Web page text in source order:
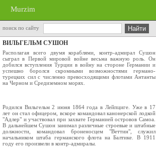
Murzim
поиск по сайту
ВИЛЬГЕЛЬМ СУШОН
Располагая всего двумя кораблями, контр-адмирал Сушон
сыграл в Первой мировой войне весьма важную роль. Он
добился вступления Турции в войну на стороне Германии и
успешно боролся скромными возможностями германо-
турецких сил с численно превосходящими флотами Антанты
на Черном и Средиземном морях.
Родился Вильгельм 2 июня 1864 года в Лейпциге. Уже в 17
лет он стал офицером, вскоре командовал канонерской лодкой
"Адлер" и участвовал при захвате Германией островов Самоа.
В дальнейшем Сушон занимал различные строевые и штабные
должности, командовал броненосцем "Веттин", служил
начальником штаба германского флота на Балтике. В 1911
году его произвели в контр-адмиралы.